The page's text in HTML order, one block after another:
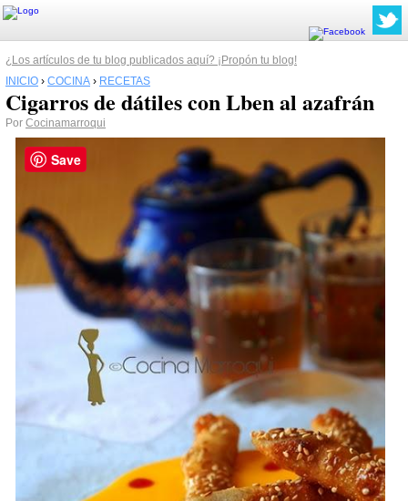
¿Los artículos de tu blog publicados aquí? ¡Propón tu blog!
INICIO › COCINA › RECETAS
Cigarros de dátiles con Lben al azafrán
Por Cocinamarroqui
Save